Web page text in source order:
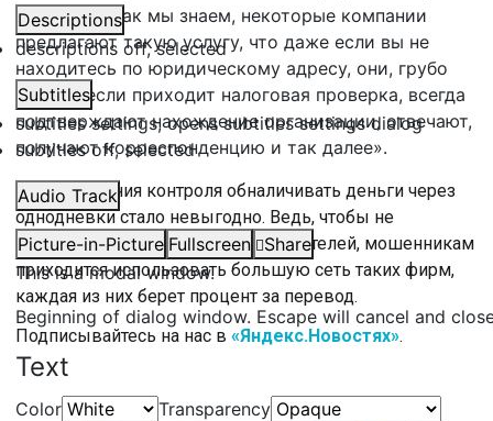
Descriptions
descriptions off, selected
Subtitles
subtitles settings, opens subtitles settings dialog
subtitles off, selected
Audio Track
Picture-in-Picture Fullscreen
Share
This is a modal window.
Beginning of dialog window. Escape will cancel and
Text
Color Transparency
адресу, но как мы знаем, некоторые компании
предлагают такую услугу, что даже если вы не
находитесь по юридическому адресу, они, грубо
говоря, если приходит налоговая проверка, всегда
подтверждают нахождение организации, отвечают,
получают корреспонденцию и так далее».
Из-за усиления контроля обналичивать деньги через
однодневки стало невыгодно. Ведь, чтобы не
привлекать внимание правоохранителей, мошенникам
приходится использовать большую сеть таких фирм,
каждая из них берет процент за перевод.
Подписывайтесь на нас в «Яндекс.Новостях».